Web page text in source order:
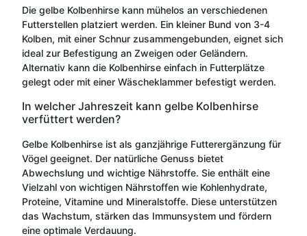
Die gelbe Kolbenhirse kann mühelos an verschiedenen
Futterstellen platziert werden. Ein kleiner Bund von 3-4
Kolben, mit einer Schnur zusammengebunden, eignet sich
ideal zur Befestigung an Zweigen oder Geländern.
Alternativ kann die Kolbenhirse einfach in Futterplätze
gelegt oder mit einer Wäscheklammer befestigt werden.
In welcher Jahreszeit kann gelbe Kolbenhirse
verfüttert werden?
Gelbe Kolbenhirse ist als ganzjährige Futterergänzung für
Vögel geeignet. Der natürliche Genuss bietet
Abwechslung und wichtige Nährstoffe. Sie enthält eine
Vielzahl von wichtigen Nährstoffen wie Kohlenhydrate,
Proteine, Vitamine und Mineralstoffe. Diese unterstützen
das Wachstum, stärken das Immunsystem und fördern
eine optimale Verdauung.